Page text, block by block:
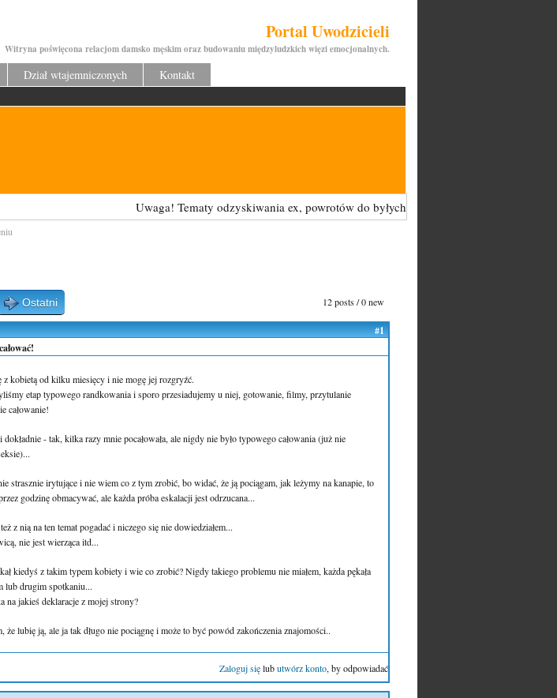
Portal Uwodzicieli
Witryna poświęcona relacjom damsko męskim oraz budowaniu międzyludzkich więzi emocjonalnych.
Dział wtajemniczonych Kontakt
Uwaga! Tematy odzyskiwania ex, powrotów do byłych kobiet - są tu zabronione i będą
12 posts / 0 new
Ostatni
#1
z kobietą od kilku miesięcy i nie mogę jej rozgryźć.
etap typowego randkowania i sporo przesiadujemy u niej, gotowanie, filmy, przytulanie
całowanie!
- tak, kilka razy mnie pocałowała, ale nigdy nie było typowego całowania (już nie
strasznie irytujące i nie wiem co z tym zrobić, bo widać, że ją pociągam, jak leżymy na kanapie, to
godzinę obmacywać, ale każda próba eskalacji jest odrzucana...
z nią na ten temat pogadać i niczego się nie dowiedziałem...
nie jest wierząca itd...
kiedyś z takim typem kobiety i wie co zrobić? Nigdy takiego problemu nie miałem, każda pękała
lub drugim spotkaniu...
na jakieś deklaracje z mojej strony?
że lubię ją, ale ja tak długo nie pociągnę i może to być powód zakończenia znajomości..
Zaloguj sięlubutwórz konto, by odpowiadać